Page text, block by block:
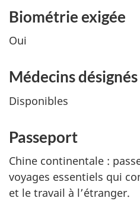
Biométrie exigée
Oui
Médecins désignés
Disponibles
Passeport
Chine continentale :
voyages essentiels qui
et le travail à l’étranger.